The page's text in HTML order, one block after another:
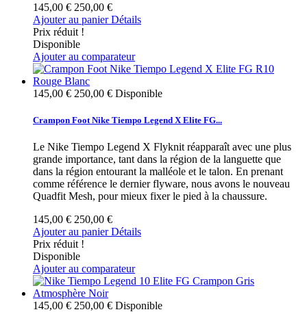
145,00 € 250,00 €
Ajouter au panier Détails
Prix réduit !
Disponible
Ajouter au comparateur
145,00 € 250,00 € Disponible
Crampon Foot Nike Tiempo Legend X Elite FG...
Le Nike Tiempo Legend X Flyknit réapparaît avec une plus
grande importance, tant dans la région de la languette que
dans la région entourant la malléole et le talon. En prenant
comme référence le dernier flyware, nous avons le nouveau
Quadfit Mesh, pour mieux fixer le pied à la chaussure.
145,00 € 250,00 €
Ajouter au panier Détails
Prix réduit !
Disponible
Ajouter au comparateur
145,00 € 250,00 € Disponible